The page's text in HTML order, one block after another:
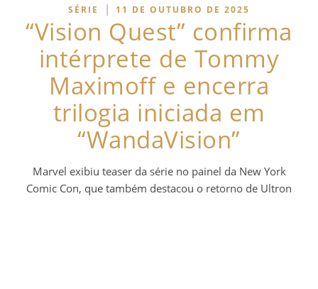
SÉRIE | 11 DE OUTUBRO DE 2025
“Vision Quest” confirma
intérprete de Tommy
Maximoff e encerra
trilogia iniciada em
“WandaVision”
Marvel exibiu teaser da série no painel da New York
Comic Con, que também destacou o retorno de Ultron